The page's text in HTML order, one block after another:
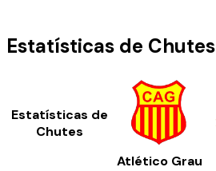
Estatísticas de Chutes
Estatísticas de
Chutes
Atlético Grau